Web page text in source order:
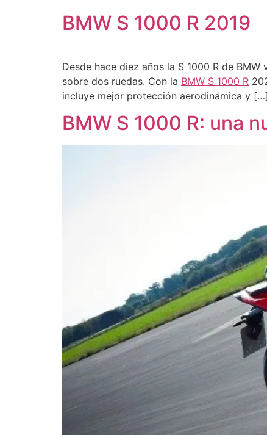
BMW S 1000 R 2019
Desde hace diez años la S 1000 R de
sobre dos ruedas. Con la BMW S 1000 R
incluye mejor protección aerodinámica y […]
BMW S 1000 R: una